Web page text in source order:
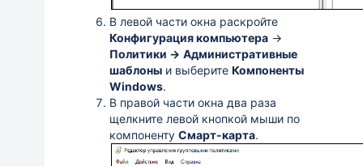
В левой части окна раскройте
Конфигурация компьютера →
Политики → Административные
шаблоны и выберите Компоненты
Windows.
В правой части окна два раза
щелкните левой кнопкой мыши по
компоненту Смарт-карта.